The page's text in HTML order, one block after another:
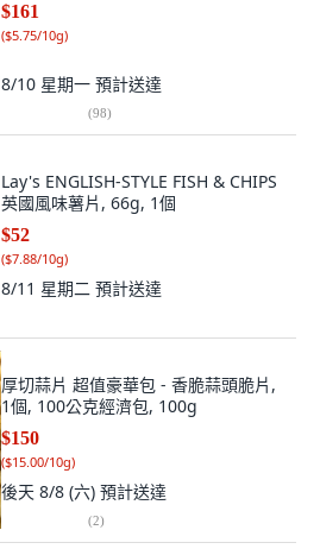
$161
($5.75/10g)
8/10 星期一 預計送達
(98)
Lay's ENGLISH-STYLE FISH & CHIPS
英國風味薯片, 66g, 1個
$52
($7.88/10g)
8/11 星期二 預計送達
厚切蒜片 超值豪華包 - 香脆蒜頭脆片,
1個, 100公克經濟包, 100g
$150
($15.00/10g)
後天 8/8 (六) 預計送達
(2)